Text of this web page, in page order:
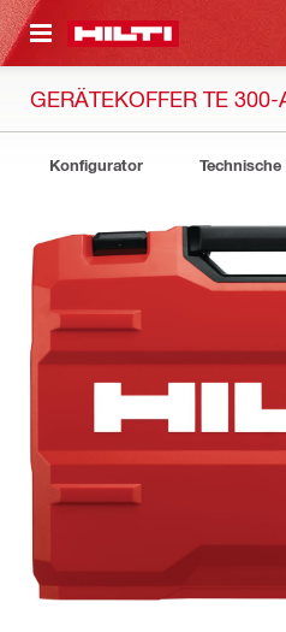
GERÄTEKOFFER TE 300-
Konfigurator Technische